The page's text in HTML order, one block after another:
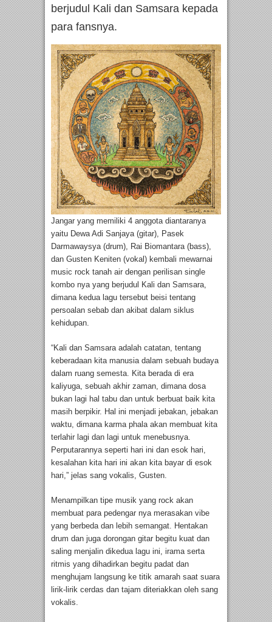
berjudul Kali dan Samsara kepada
para fansnya.
Jangar yang memiliki 4 anggota diantaranya
yaitu Dewa Adi Sanjaya (gitar), Pasek
Darmawaysya (drum), Rai Biomantara (bass),
dan Gusten Keniten (vokal) kembali mewarnai
music rock tanah air dengan perilisan single
kombo nya yang berjudul Kali dan Samsara,
dimana kedua lagu tersebut beisi tentang
persoalan sebab dan akibat dalam siklus
kehidupan.
“Kali dan Samsara adalah catatan, tentang
keberadaan kita manusia dalam sebuah budaya
dalam ruang semesta. Kita berada di era
kaliyuga, sebuah akhir zaman, dimana dosa
bukan lagi hal tabu dan untuk berbuat baik kita
masih berpikir. Hal ini menjadi jebakan, jebakan
waktu, dimana karma phala akan membuat kita
terlahir lagi dan lagi untuk menebusnya.
Perputarannya seperti hari ini dan esok hari,
kesalahan kita hari ini akan kita bayar di esok
hari,” jelas sang vokalis, Gusten.
Menampilkan tipe musik yang rock akan
membuat para pedengar nya merasakan vibe
yang berbeda dan lebih semangat. Hentakan
drum dan juga dorongan gitar begitu kuat dan
saling menjalin dikedua lagu ini, irama serta
ritmis yang dihadirkan begitu padat dan
menghujam langsung ke titik amarah saat suara
lirik-lirik cerdas dan tajam diteriakkan oleh sang
vokalis.